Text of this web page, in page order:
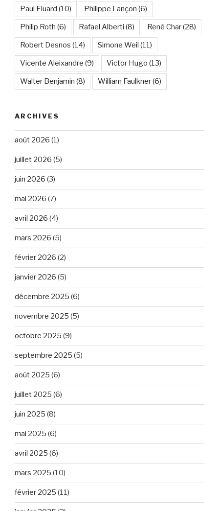
Paul Eluard (10) Philippe Lançon (6)
Philip Roth (6) Rafael Alberti (8) René Char(28)
Robert Desnos (14) Simone Weil (11)
Vicente Aleixandre (9) Victor Hugo (13)
Walter Benjamin (8) William Faulkner(6)
ARCHIVES
août 2026 (1)
juillet 2026 (5)
juin 2026 (3)
mai 2026 (7)
avril 2026 (4)
mars 2026 (5)
février 2026 (2)
janvier 2026 (5)
décembre 2025 (6)
novembre 2025 (5)
octobre 2025 (9)
septembre 2025 (5)
août 2025 (6)
juillet 2025 (6)
juin 2025 (8)
mai 2025 (6)
avril 2025 (6)
mars 2025 (10)
février 2025 (11)